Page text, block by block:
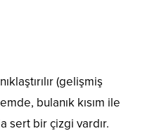
(gelişmiş
bulanık kısım ile
sert bir çizgi vardır.